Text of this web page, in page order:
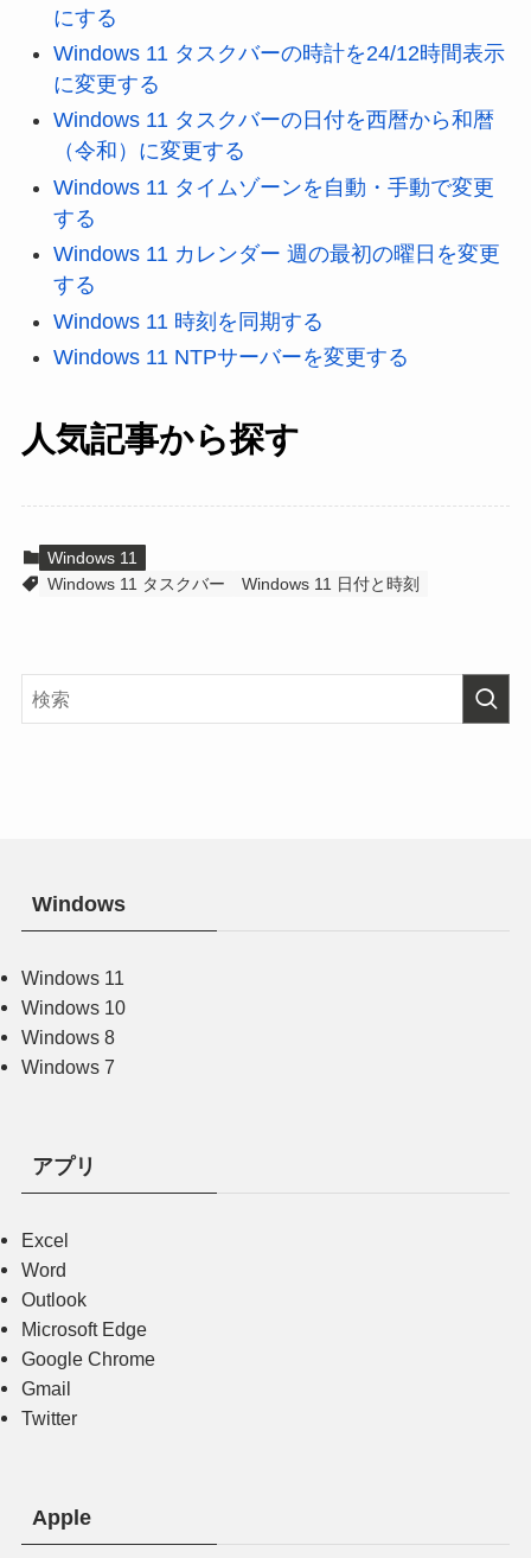
にする
Windows 11 タスクバーの時計を24/12時間表示
に変更する
Windows 11 タスクバーの日付を西暦から和暦
（令和）に変更する
Windows 11 タイムゾーンを自動・手動で変更
する
Windows 11 カレンダー 週の最初の曜日を変更
する
Windows 11 時刻を同期する
Windows 11 NTPサーバーを変更する
人気記事から探す
Windows 11
Windows 11 タスクバー
Windows 11 日付と時刻
Windows
Windows 11
Windows 10
Windows 8
Windows 7
アプリ
Excel
Word
Outlook
Microsoft Edge
Google Chrome
Gmail
Twitter
Apple